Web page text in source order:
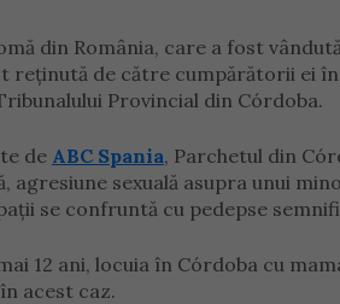
din România, care a fost
de către cumpărătorii ei în
Provincial din Córdoba.
de ABC Spania, Parchetul din
sexuală asupra unui
se confruntă cu pedepse
12 ani, locuia în Córdoba cu
acest caz.